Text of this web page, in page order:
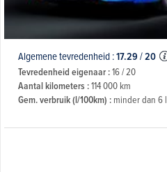
Algemene tevredenheid :17.29/20
Tevredenheid eigenaar :16 / 20
Aantal kilometers :114 000 km
Gem. verbruik (l/100km) :minder dan 6 l